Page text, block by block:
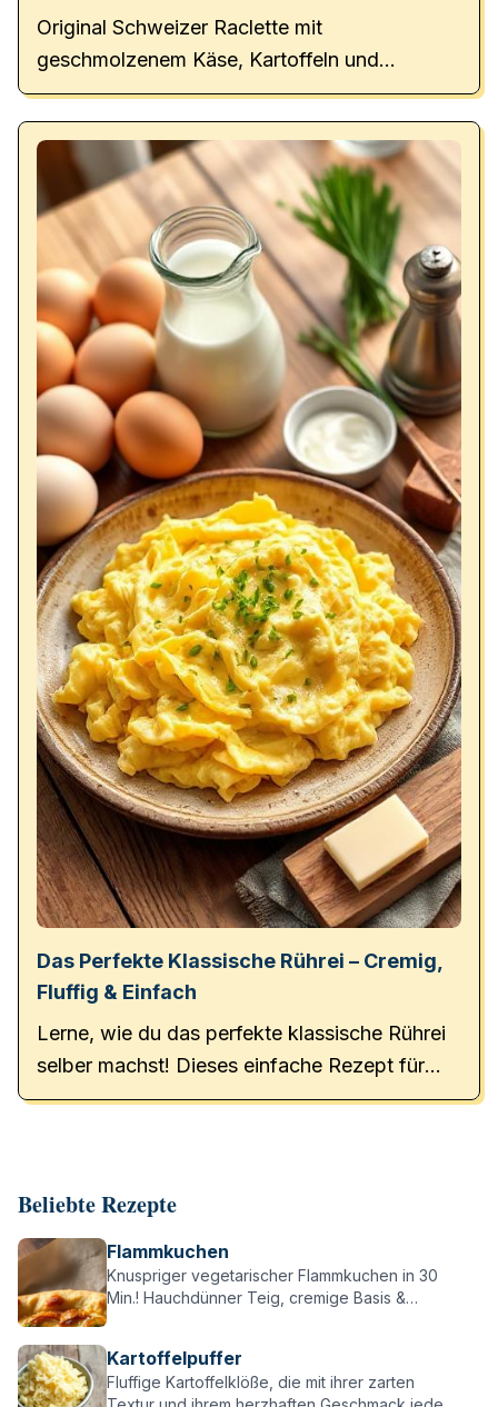
Original Schweizer Raclette mit
geschmolzenem Käse, Kartoffeln und
Beilagen – perfekt für kalte Tage.
Das Perfekte Klassische Rührei – Cremig,
Fluffig & Einfach
Lerne, wie du das perfekte klassische Rührei
selber machst! Dieses einfache Rezept für
cremiges, fluffiges Rührei gelingt garantiert.
Beliebte Rezepte
Flammkuchen
Knuspriger vegetarischer Flammkuchen in 30
Min.! Hauchdünner Teig, cremige Basis &
Kartoffelpuffer
Fluffige Kartoffelklöße, die mit ihrer zarten